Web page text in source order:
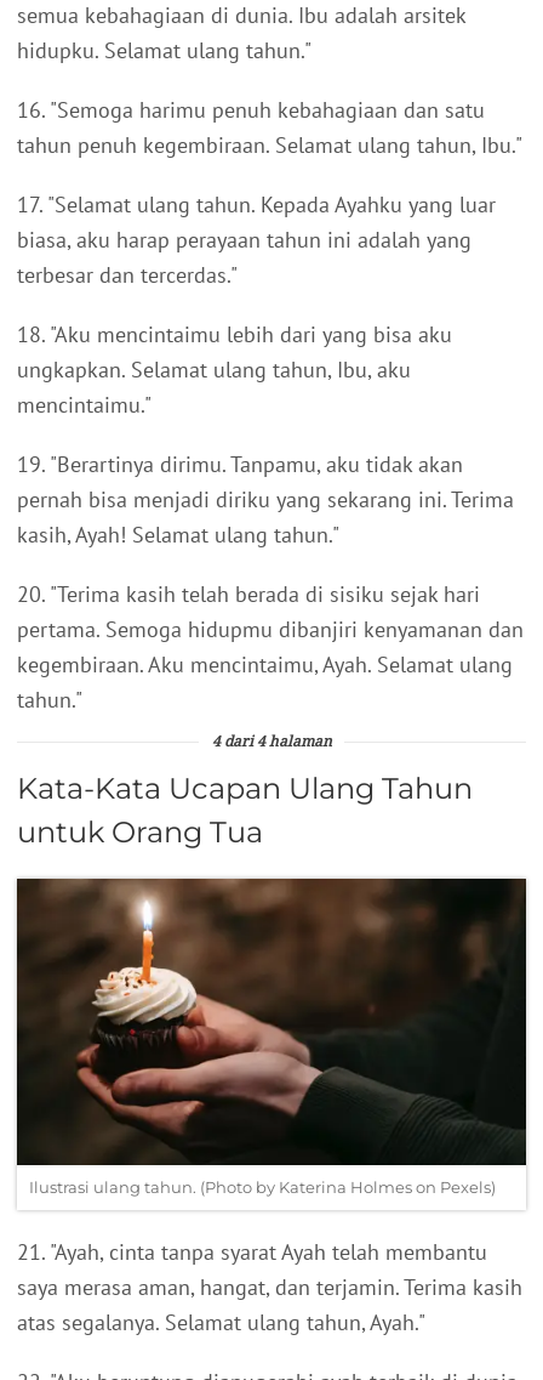
semua kebahagiaan di dunia. Ibu adalah arsitek
hidupku. Selamat ulang tahun."
16. "Semoga harimu penuh kebahagiaan dan satu
tahun penuh kegembiraan. Selamat ulang tahun, Ibu."
17. "Selamat ulang tahun. Kepada Ayahku yang luar
biasa, aku harap perayaan tahun ini adalah yang
terbesar dan tercerdas."
18. "Aku mencintaimu lebih dari yang bisa aku
ungkapkan. Selamat ulang tahun, Ibu, aku
mencintaimu."
19. "Berartinya dirimu. Tanpamu, aku tidak akan
pernah bisa menjadi diriku yang sekarang ini. Terima
kasih, Ayah! Selamat ulang tahun."
20. "Terima kasih telah berada di sisiku sejak hari
pertama. Semoga hidupmu dibanjiri kenyamanan dan
kegembiraan. Aku mencintaimu, Ayah. Selamat ulang
tahun."
4 dari 4 halaman
Kata-Kata Ucapan Ulang Tahun
untuk Orang Tua
Ilustrasi ulang tahun. (Photo by Katerina Holmes on Pexels)
21. "Ayah, cinta tanpa syarat Ayah telah membantu
saya merasa aman, hangat, dan terjamin. Terima kasih
atas segalanya. Selamat ulang tahun, Ayah."